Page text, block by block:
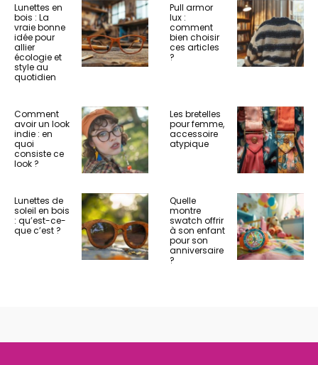
Lunettes en
bois : La
vraie bonne
idée pour
allier
écologie et
style au
quotidien
Pull armor
lux :
comment
bien choisir
ces articles
?
Comment
avoir un look
indie : en
quoi
consiste ce
look ?
Les bretelles
pour femme,
accessoire
atypique
Lunettes de
soleil en bois
: qu’est-ce-
que c’est ?
Quelle
montre
swatch offrir
à son enfant
pour son
anniversaire
?